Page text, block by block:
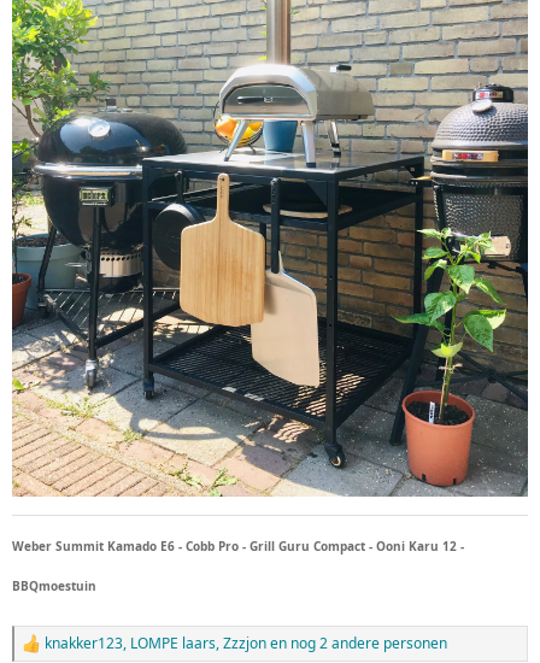
Weber Summit Kamado E6 - Cobb Pro - Grill Guru Compact - Ooni Karu 12 -
BBQmoestuin
W knakker123, LOMPE laars,Zzzjonen nog 2 andere personen